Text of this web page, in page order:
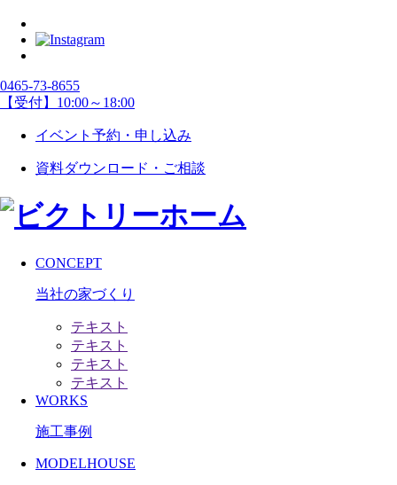
0465-73-8655
【受付】10:00～18:00
イベント予約・申し込み
資料ダウンロード・ご相談
CONCEPT
当社の家づくり
テキスト
テキスト
テキスト
テキスト
WORKS
施工事例
MODELHOUSE